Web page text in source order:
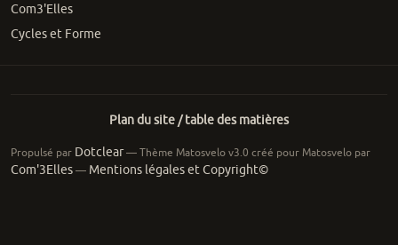
Com3'Elles
Cycles et Forme
Plan du site / table des matières
Propulsé par Dotclear— Thème Matosvelo v3.0 créé pour Matosvelo par
Com'3Elles— Mentions légales et Copyright©